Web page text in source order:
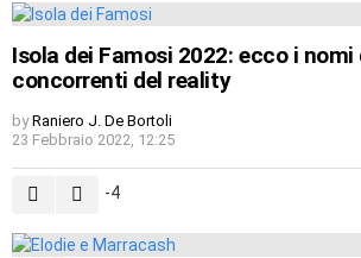
Isola dei Famosi 2022: ecco i nomi
concorrenti del reality
by Raniero J. De Bortoli
23 Febbraio 2022, 12:25
-4